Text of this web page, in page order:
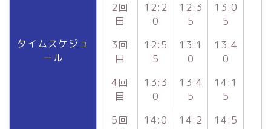
タイムスケジュ
ール
2回
目
12:2
0
12:3
5
13:0
5
3回
目
12:5
5
13:1
0
13:4
0
4回
目
13:3
0
13:4
5
14:1
5
5回
14:0
14:2
14:5